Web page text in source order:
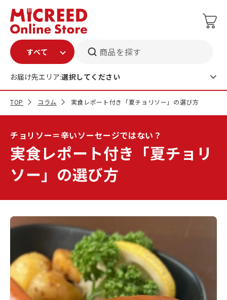
商品を探す
お届け先エリア:選択してください
TOP コラム 実食レポート付き「夏チョリソー」の選び方
チョリソー＝辛いソーセージではない？
実食レポート付き「夏チョリ
ソー」の選び方